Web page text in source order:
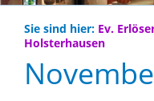
Sie sind hier: Ev.
Holsterhausen